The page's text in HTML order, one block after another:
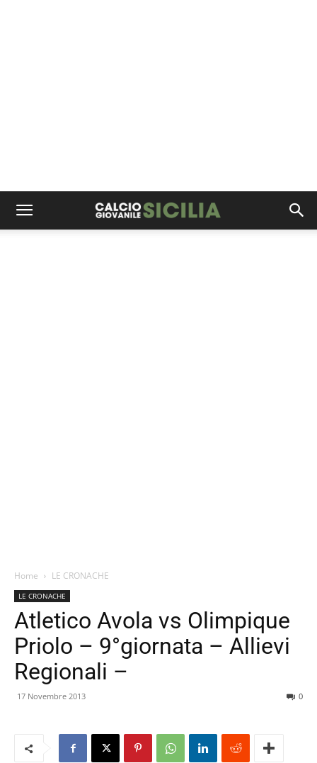
Home LE CRONACHE
LE CRONACHE
Atletico Avola vs Olimpique
Priolo – 9°giornata – Allievi
Regionali –
17 Novembre 2013 0